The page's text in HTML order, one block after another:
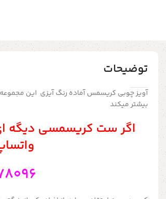
توضیحات
آویز چوبی کریسمس آماده رنگ آیزی این
بیشتر میکند
اگر ست کریسمسی دیگه